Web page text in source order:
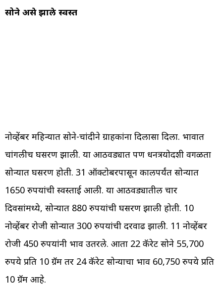
सोने असे झाले स्वस्त
नोव्हेंबर महिन्यात सोने-चांदीने ग्राहकांना दिलासा दिला. भावात
चांगलीच घसरण झाली. या आठवड्यात पण धनत्रयोदशी वगळता
सोन्यात घसरण होती. 31 ऑक्टोबरपासून कालपर्यंत सोन्यात
1650 रुपयांची स्वस्ताई आली. या आठवड्यातील चार
दिवसांमध्ये, सोन्यात 880 रुपयांची घसरण झाली होती. 10
नोव्हेंबर रोजी सोन्यात 300 रुपयांची दरवाढ झाली. 11 नोव्हेंबर
रोजी 450 रुपयांनी भाव उतरले. आता 22 कॅरेट सोने 55,700
रुपये प्रति 10 ग्रॅम तर 24 कॅरेट सोन्याचा भाव 60,750 रुपये प्रति
10 ग्रॅम आहे.